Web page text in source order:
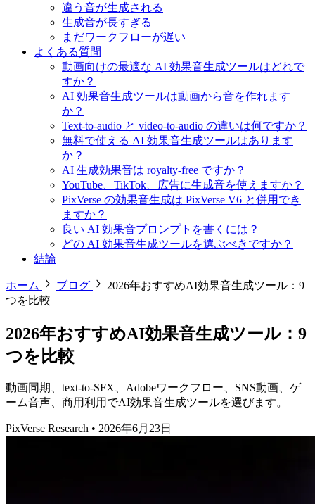
違う音が生成される
生成音が長すぎる
まだワークフローが遅い
よくある質問
動画向けの最適な AI 効果音生成ツールはどれで
すか？
AI 効果音生成ツールは動画から音を作れます
か？
Text-to-audio と video-to-audio の違いは何ですか？
無料で使える AI 効果音生成ツールはあります
か？
AI 生成効果音は royalty-free ですか？
YouTube、TikTok、広告に生成音を使えますか？
PixVerse の効果音生成は PixVerse V6 と併用でき
ますか？
良い AI 効果音プロンプトを書くには？
どの AI 効果音生成ツールを選ぶべきですか？
結論
ホーム ブログ
2026年おすすめAI効果音生成ツール：9
つを比較
2026年おすすめAI効果音生成ツール：9
つを比較
動画同期、text-to-SFX、Adobeワークフロー、SNS動画、ゲ
ーム音声、商用利用でAI効果音生成ツールを選びます。
PixVerse Research • 2026年6月23日